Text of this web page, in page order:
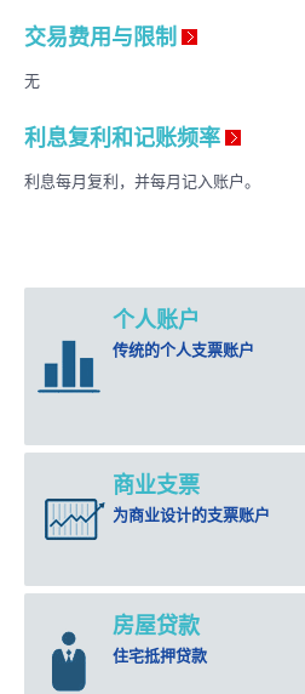
交易费用与限制
无
利息复利和记账频率
利息每月复利，并每月记入账户。
个人账户
传统的个人支票账户
商业支票
为商业设计的支票账户
房屋贷款
住宅抵押贷款